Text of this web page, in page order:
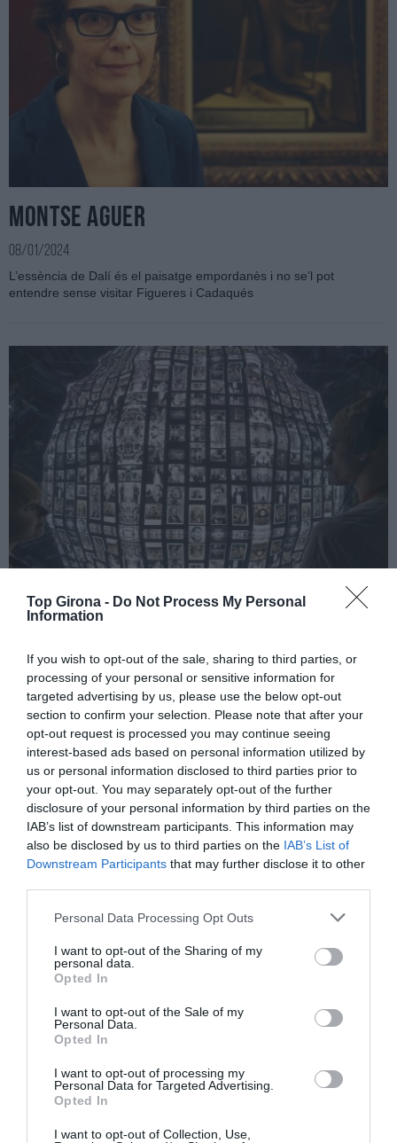
Top Girona - Do Not Process My Personal
Information
If you wish to opt-out of the sale, sharing to third parties, or
processing of your personal or sensitive information for
targeted advertising by us, please use the below opt-out
section to confirm your selection. Please note that after your
opt-out request is processed you may continue seeing
interest-based ads based on personal information utilized by
us or personal information disclosed to third parties prior to
your opt-out. You may separately opt-out of the further
disclosure of your personal information by third parties on the
IAB’s list of downstream participants. This information may
also be disclosed by us to third parties on the IAB’s List of
Downstream Participants that may further disclose it to other
Personal Data Processing Opt Outs
I want to opt-out of the Sharing of my
personal data.
Opted In
I want to opt-out of the Sale of my
Personal Data.
Opted In
I want to opt-out of processing my
Personal Data for Targeted Advertising.
Opted In
I want to opt-out of Collection, Use,
Montse Aguer
08/01/2024
L’essència de Dalí és el paisatge empordanès i no se’l pot
entendre sense visitar Figueres i Cadaqués
La Casa Natal Salvador Dalí
Redacció|03/11/2023
Una visita imprescindible a Figueres on es mostra el Dalí més íntim
i familiar
Tot a punt per a l'exposició El Crist
de Portlligat de Dalí a Figueres